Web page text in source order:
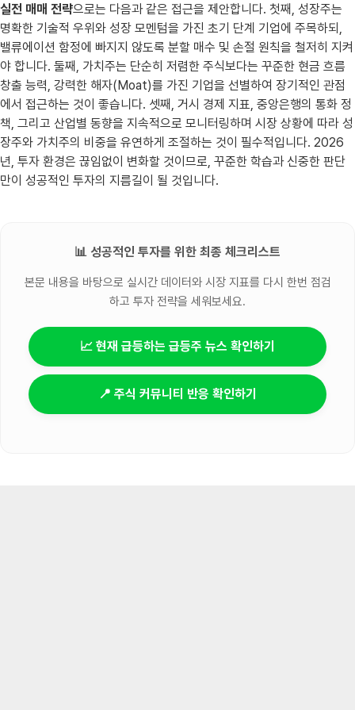
실전 매매 전략으로는 다음과 같은 접근을 제안합니다. 첫째, 성장주는
명확한 기술적 우위와 성장 모멘텀을 가진 초기 단계 기업에 주목하되,
밸류에이션 함정에 빠지지 않도록 분할 매수 및 손절 원칙을 철저히 지켜
야 합니다. 둘째, 가치주는 단순히 저렴한 주식보다는 꾸준한 현금 흐름
창출 능력, 강력한 해자(Moat)를 가진 기업을 선별하여 장기적인 관점
에서 접근하는 것이 좋습니다. 셋째, 거시 경제 지표, 중앙은행의 통화 정
책, 그리고 산업별 동향을 지속적으로 모니터링하며 시장 상황에 따라 성
장주와 가치주의 비중을 유연하게 조절하는 것이 필수적입니다. 2026
년, 투자 환경은 끊임없이 변화할 것이므로, 꾸준한 학습과 신중한 판단
만이 성공적인 투자의 지름길이 될 것입니다.
📊 성공적인 투자를 위한 최종 체크리스트
본문 내용을 바탕으로 실시간 데이터와 시장 지표를 다시 한번 점검
하고 투자 전략을 세워보세요.
📈 현재 급등하는 급등주 뉴스 확인하기
📍 주식 커뮤니티 반응 확인하기